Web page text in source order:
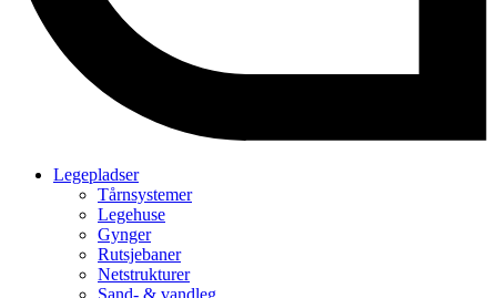
Legepladser
Tårnsystemer
Legehuse
Gynger
Rutsjebaner
Netstrukturer
Sand- & vandleg